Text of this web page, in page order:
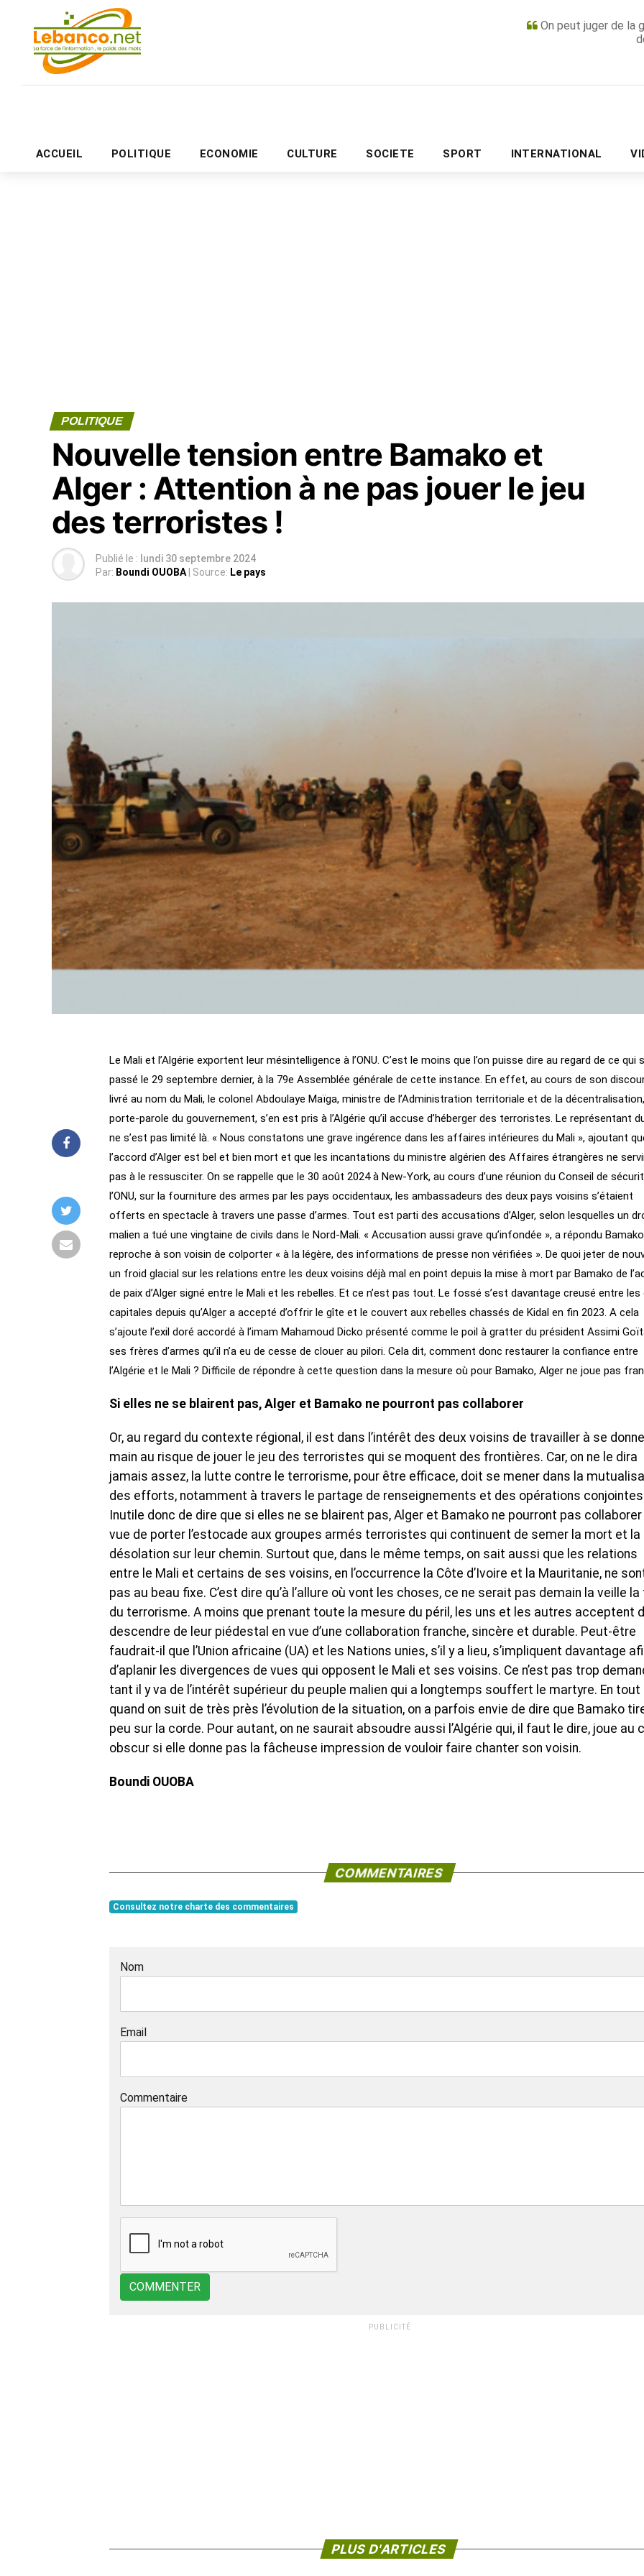
On peut juger de la
ACCUEIL POLITIQUE ECONOMIE CULTURE SOCIETE SPORT INTERNATIONAL
PUBLICITÉ
POLITIQUE
Nouvelle tension entre Bamako et
Alger : Attention à ne pas jouer le jeu
des terroristes !
Publié le : lundi 30 septembre 2024
Par: Boundi OUOBA | Source: Le pays
Le Mali et l’Algérie exportent leur mésintelligence à l’ONU. C’est le moins que l’on puisse dire au regard de ce qui
passé le 29 septembre dernier, à la 79e Assemblée générale de cette instance. En effet, au cours de son
livré au nom du Mali, le colonel Abdoulaye Maïga, ministre de l’Administration territoriale et de la décentralisation,
porte-parole du gouvernement, s’en est pris à l’Algérie qu’il accuse d’héberger des terroristes. Le représentant
ne s’est pas limité là. « Nous constatons une grave ingérence dans les affaires intérieures du Mali », ajoutant
l’accord d’Alger est bel et bien mort et que les incantations du ministre algérien des Affaires étrangères ne
pas à le ressusciter. On se rappelle que le 30 août 2024 à New-York, au cours d’une réunion du Conseil de
l’ONU, sur la fourniture des armes par les pays occidentaux, les ambassadeurs des deux pays voisins s’étaient
offerts en spectacle à travers une passe d’armes. Tout est parti des accusations d’Alger, selon lesquelles un
malien a tué une vingtaine de civils dans le Nord-Mali. « Accusation aussi grave qu’infondée », a répondu
reproche à son voisin de colporter « à la légère, des informations de presse non vérifiées ». De quoi jeter de
un froid glacial sur les relations entre les deux voisins déjà mal en point depuis la mise à mort par Bamako de
de paix d’Alger signé entre le Mali et les rebelles. Et ce n’est pas tout. Le fossé s’est davantage creusé entre les
capitales depuis qu’Alger a accepté d’offrir le gîte et le couvert aux rebelles chassés de Kidal en fin 2023. A cela
s’ajoute l’exil doré accordé à l’imam Mahamoud Dicko présenté comme le poil à gratter du président Assimi
ses frères d’armes qu’il n’a eu de cesse de clouer au pilori. Cela dit, comment donc restaurer la confiance entre
l’Algérie et le Mali ? Difficile de répondre à cette question dans la mesure où pour Bamako, Alger ne joue pas
Si elles ne se blairent pas, Alger et Bamako ne pourront pas collaborer
Or, au regard du contexte régional, il est dans l’intérêt des deux voisins de travailler à se
main au risque de jouer le jeu des terroristes qui se moquent des frontières. Car, on ne le dira
jamais assez, la lutte contre le terrorisme, pour être efficace, doit se mener dans la
des efforts, notamment à travers le partage de renseignements et des opérations
Inutile donc de dire que si elles ne se blairent pas, Alger et Bamako ne pourront pas collaborer
vue de porter l’estocade aux groupes armés terroristes qui continuent de semer la mort et la
désolation sur leur chemin. Surtout que, dans le même temps, on sait aussi que les relations
entre le Mali et certains de ses voisins, en l’occurrence la Côte d’Ivoire et la Mauritanie, ne
pas au beau fixe. C’est dire qu’à l’allure où vont les choses, ce ne serait pas demain la veille la
du terrorisme. A moins que prenant toute la mesure du péril, les uns et les autres acceptent
descendre de leur piédestal en vue d’une collaboration franche, sincère et durable. Peut-être
faudrait-il que l’Union africaine (UA) et les Nations unies, s’il y a lieu, s’impliquent davantage
d’aplanir les divergences de vues qui opposent le Mali et ses voisins. Ce n’est pas trop
tant il y va de l’intérêt supérieur du peuple malien qui a longtemps souffert le martyre. En tout
quand on suit de très près l’évolution de la situation, on a parfois envie de dire que Bamako
peu sur la corde. Pour autant, on ne saurait absoudre aussi l’Algérie qui, il faut le dire, joue au
obscur si elle donne pas la fâcheuse impression de vouloir faire chanter son voisin.
Boundi OUOBA
COMMENTAIRES
Consultez notre charte des commentaires
Nom
Email
Commentaire
COMMENTER
PUBLICITÉ
PLUS D'ARTICLES